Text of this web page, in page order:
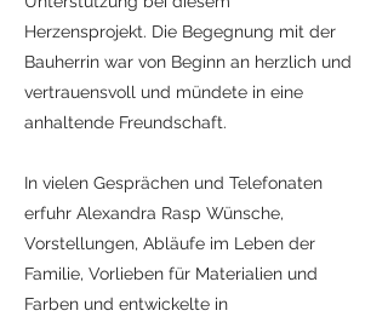
Herzensprojekt. Die Begegnung mit der
Bauherrin war von Beginn an herzlich und
vertrauensvoll und mündete in eine
anhaltende Freundschaft.
In vielen Gesprächen und Telefonaten
erfuhr Alexandra Rasp Wünsche,
Vorstellungen, Abläufe im Leben der
Familie, Vorlieben für Materialien und
Farben und entwickelte in